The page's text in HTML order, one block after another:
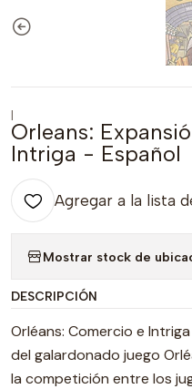
|
Orleans:
Intriga - Español
Agregar a la lista
Mostrar stock de
DESCRIPCIÓN
Orléans: Comercio e
del galardonado juego
la competición entre los